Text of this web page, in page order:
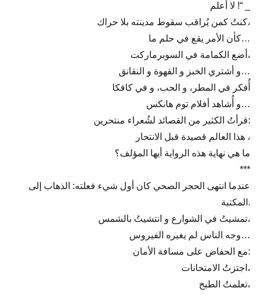
لا أعلم !“ _
كنتُ كمن يُراقب سقوط مدينته بلا حراك،
كأن الأمر يقع في حلم ما…
أضع الكمامة في السوبرماركت،
و أشتري الخبز و القهوة و النقانق…
أُفكر في المطر، و الحب، و في كافكا
و أُشاهد أفلام توم هانكس…
قرأتُ الكثير من القصائد لشُعراء منتحرين:
هذا العالم قصيدة قبل الانتحار ،
ما هي نهاية هذه الرواية أيها المؤلف؟
***
عندما انتهى الحجر الصحي كان أول شيء فعلته: الذهاب إلى
المكتبة.
تمشيتُ في الشوارع و انتشيتُ بالشمس،
وجه الناس لم يغيره الفيروس…
مع الحفاض على مسافة الأمان:
اجتزتُ الامتحانات،
تعلمتُ الطبخ،